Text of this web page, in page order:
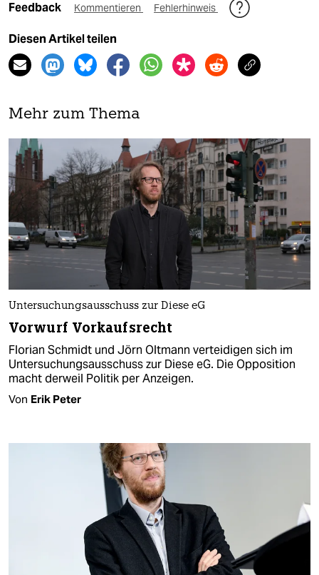
Feedback Kommentieren Fehlerhinweis
Diesen Artikel teilen
Mehr zum Thema
Untersuchungsausschuss zur Diese eG
Vorwurf Vorkaufsrecht
Florian Schmidt und Jörn Oltmann verteidigen sich im
Untersuchungsausschuss zur Diese eG. Die Opposition
macht derweil Politik per Anzeigen.
Von Erik Peter